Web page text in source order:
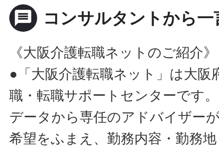
message コンサルタントから一
《大阪介護転職ネットのご紹介》
●「大阪介護転職ネット」は大阪
職・転職サポートセンターです
データから専任のアドバイザー
希望をふまえ、勤務内容・勤務